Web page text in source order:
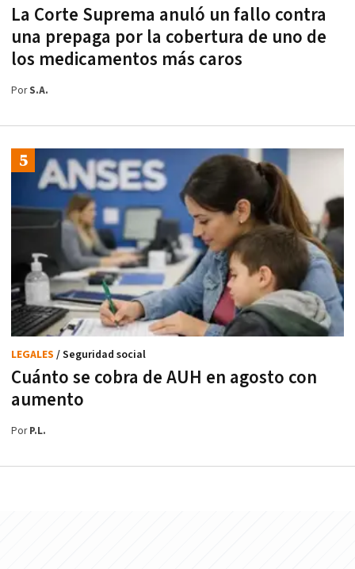
La Corte Suprema anuló un fallo contra
una prepaga por la cobertura de uno de
los medicamentos más caros
PorS.A.
Cuánto se cobra de AUH en agosto con
aumento
LEGALES / Seguridad social
PorP.L.